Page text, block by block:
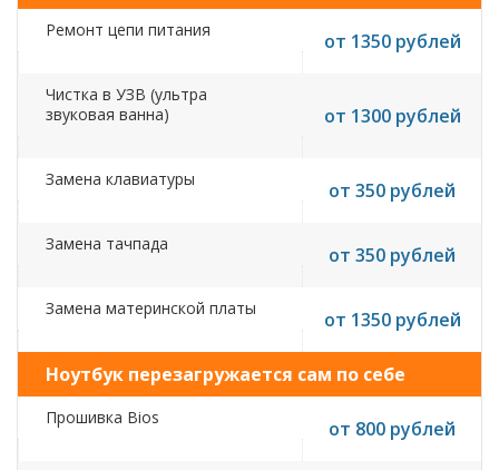
Ремонт цепи питания от 1350 рублей
Чистка в УЗВ (ультра
звуковая ванна)
от 1300 рублей
Замена клавиатуры от 350 рублей
Замена тачпада от 350 рублей
Замена материнской платы от 1350 рублей
Ноутбук перезагружается сам по себе
Прошивка Bios от 800 рублей